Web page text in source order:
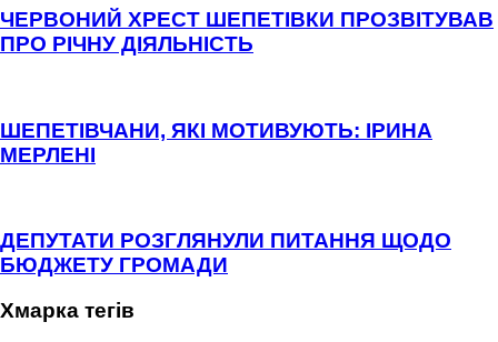
ЧЕРВОНИЙ ХРЕСТ ШЕПЕТІВКИ ПРОЗВІТУВАВ
ПРО РІЧНУ ДІЯЛЬНІСТЬ
ШЕПЕТІВЧАНИ, ЯКІ МОТИВУЮТЬ: ІРИНА
МЕРЛЕНІ
ДЕПУТАТИ РОЗГЛЯНУЛИ ПИТАННЯ ЩОДО
БЮДЖЕТУ ГРОМАДИ
Хмарка тегів